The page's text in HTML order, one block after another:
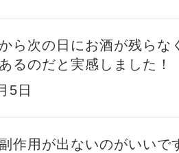
ら次の日にお酒が残らな
るのだと実感しました！
5日
作用が出ないのがいいで